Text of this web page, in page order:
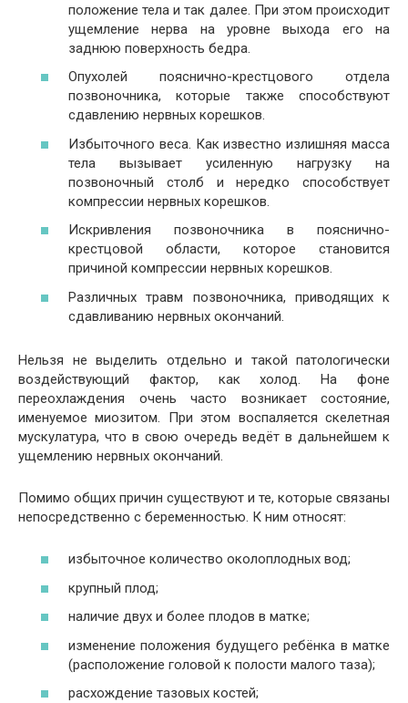
положение тела и так далее. При этом происходит
ущемление нерва на уровне выхода его на
заднюю поверхность бедра.
Опухолей пояснично-крестцового отдела
позвоночника, которые также способствуют
сдавлению нервных корешков.
Избыточного веса. Как известно излишняя масса
тела вызывает усиленную нагрузку на
позвоночный столб и нередко способствует
компрессии нервных корешков.
Искривления позвоночника в пояснично-
крестцовой области, которое становится
причиной компрессии нервных корешков.
Различных травм позвоночника, приводящих к
сдавливанию нервных окончаний.
Нельзя не выделить отдельно и такой патологически
воздействующий фактор, как холод. На фоне
переохлаждения очень часто возникает состояние,
именуемое миозитом. При этом воспаляется скелетная
мускулатура, что в свою очередь ведёт в дальнейшем к
ущемлению нервных окончаний.
Помимо общих причин существуют и те, которые связаны
непосредственно с беременностью. К ним относят:
избыточное количество околоплодных вод;
крупный плод;
наличие двух и более плодов в матке;
изменение положения будущего ребёнка в матке
(расположение головой к полости малого таза);
расхождение тазовых костей;